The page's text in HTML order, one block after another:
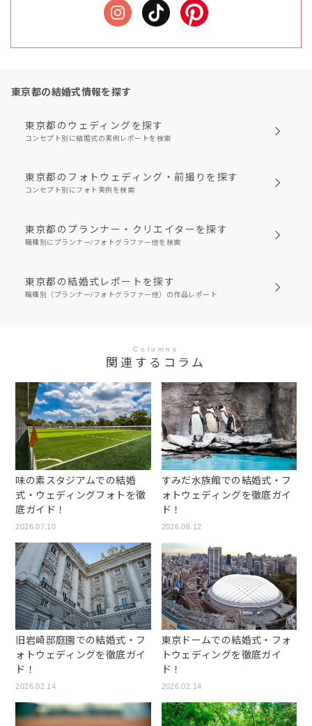
東京都の結婚式情報を探す
東京都のウェディングを探す
コンセプト別に結婚式の実例レポートを検索
東京都のフォトウェディング・前撮りを探す
コンセプト別にフォト実例を検索
東京都のプランナー・クリエイターを探す
職種別にプランナー/フォトグラファー他を検索
東京都の結婚式レポートを探す
職種別（プランナー/フォトグラファー他）の作品レポート
Columns
関連するコラム
味の素スタジアムでの結婚
式・ウェディングフォトを徹
底ガイド！
2026.07.10
すみだ水族館での結婚式・フ
ォトウェディングを徹底ガイ
ド！
2026.06.12
旧岩崎邸庭園での結婚式・フ
ォトウェディングを徹底ガイ
ド！
2026.02.14
東京ドームでの結婚式・フォ
トウェディングを徹底ガイ
ド！
2026.02.14